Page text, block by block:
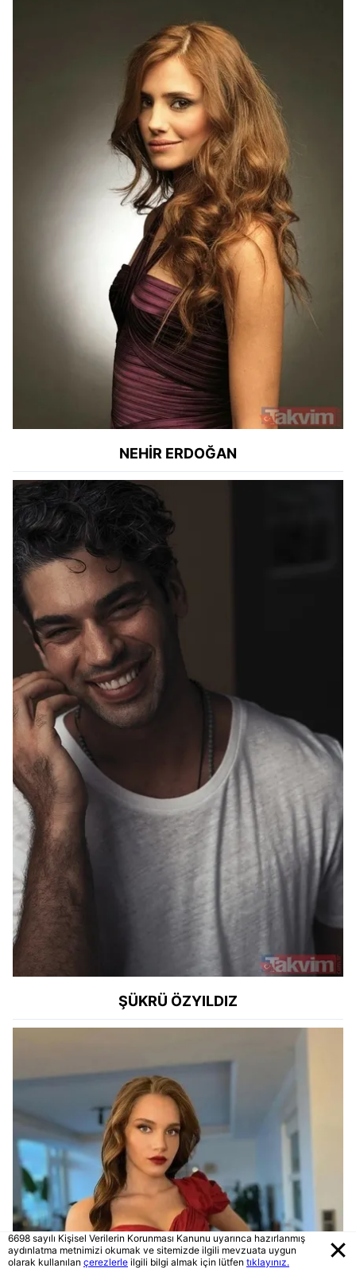
NEHİR ERDOĞAN
ŞÜKRÜ ÖZYILDIZ
6698 sayılı Kişisel Verilerin Korunması Kanunu uyarınca hazırlanmış
aydınlatma metnimizi okumak ve sitemizde ilgili mevzuata uygun
olarak kullanılan çerezlerle ilgili bilgi almak için lütfen tıklayınız.